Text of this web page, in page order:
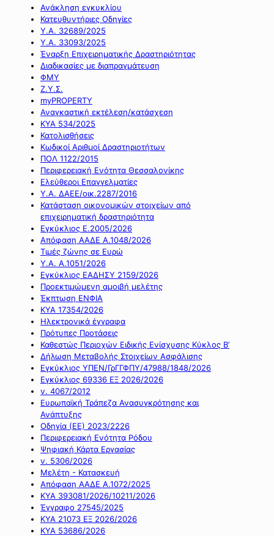
Ανάκληση εγκυκλίου
Κατευθυντήριες Οδηγίες
Υ.Α. 32689/2025
Υ.Α. 33093/2025
Έναρξη Επιχειρηματικής Δραστηριότητας
Διαδικασίες με διαπραγμάτευση
ΦΜΥ
Ζ.Υ.Σ.
myPROPERTY
Αναγκαστική εκτέλεση/κατάσχεση
ΚΥΑ 534/2025
Κατολισθήσεις
Κωδικοί Αριθμοί Δραστηριοτήτων
ΠΟΛ 1122/2015
Περιφερειακή Ενότητα Θεσσαλονίκης
Ελεύθεροι Επαγγελματίες
Υ.Α. ΔΑΕΕ/οικ.2287/2016
Κατάσταση οικονομικών στοιχείων από
επιχειρηματική δραστηριότητα
Εγκύκλιος Ε.2005/2026
Απόφαση ΑΑΔΕ Α.1048/2026
Τιμές ζώνης σε Ευρώ
Υ.Α. Α.1051/2026
Εγκύκλιος ΕΑΔΗΣΥ 2159/2026
Προεκτιμώμενη αμοιβή μελέτης
Έκπτωση ΕΝΦΙΑ
ΚΥΑ 17354/2026
Ηλεκτρονικά έγγραφα
Πρότυπες Προτάσεις
Καθεστώς Περιοχών Ειδικής Ενίσχυσης Κύκλος Β’
Δήλωση Μεταβολής Στοιχείων Ασφάλισης
Εγκύκλιος ΥΠΕΝ/ΓρΓΓΦΠΥ/47988/1848/2026
Εγκύκλιος 69336 ΕΞ 2026/2026
ν. 4067/2012
Ευρωπαϊκή Τράπεζα Ανασυγκρότησης και
Ανάπτυξης
Οδηγία (ΕΕ) 2023/2226
Περιφερειακή Ενότητα Ρόδου
Ψηφιακή Κάρτα Εργασίας
ν. 5306/2026
Μελέτη - Κατασκευή
Απόφαση ΑΑΔΕ Α.1072/2025
ΚΥΑ 393081/2026/10211/2026
Έγγραφο 27545/2025
ΚΥΑ 21073 ΕΞ 2026/2026
ΚΥΑ 53686/2026